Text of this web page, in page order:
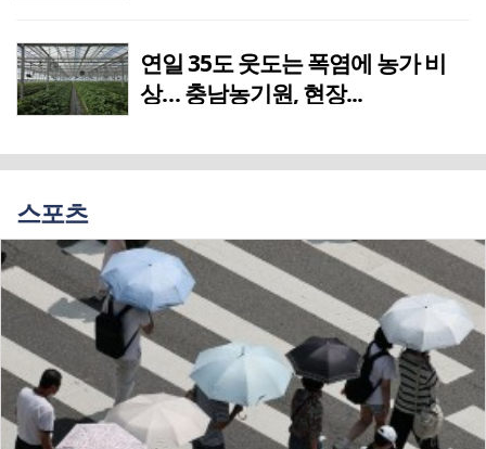
연일 35도 웃도는 폭염에 농가 비
상… 충남농기원, 현장...
스포츠